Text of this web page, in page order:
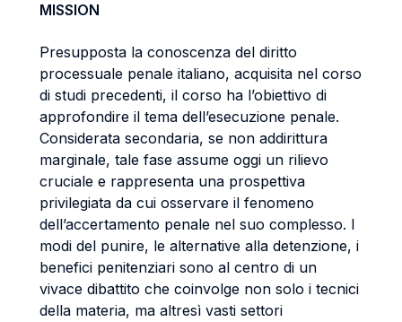
MISSION
Presupposta la conoscenza del diritto
processuale penale italiano, acquisita nel corso
di studi precedenti, il corso ha l’obiettivo di
approfondire il tema dell’esecuzione penale.
Considerata secondaria, se non addirittura
marginale, tale fase assume oggi un rilievo
cruciale e rappresenta una prospettiva
privilegiata da cui osservare il fenomeno
dell’accertamento penale nel suo complesso. I
modi del punire, le alternative alla detenzione, i
benefici penitenziari sono al centro di un
vivace dibattito che coinvolge non solo i tecnici
della materia, ma altresì vasti settori